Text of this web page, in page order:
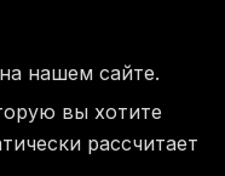
на нашем сайте.
вы хотите
рассчитает